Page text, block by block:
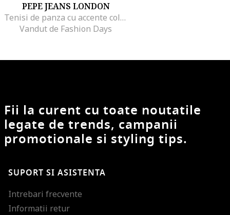
PEPE JEANS LONDON
Tenisi de panza cu accente colorblock, Alb
Vandut de Fashion Days
Fii la curent cu toate noutatile
legate de trends, campanii
promotionale si styling tips.
SUPORT SI ASISTENTA
Intrebari frecvente
Informatii retur